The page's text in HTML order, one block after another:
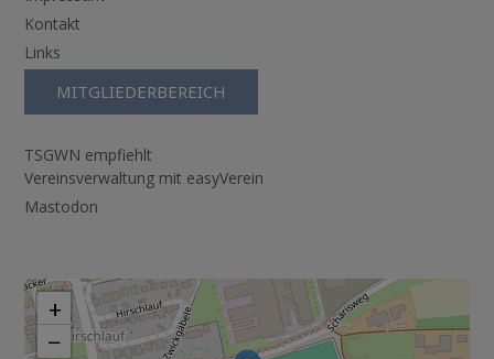
Kontakt
Links
MITGLIEDERBEREICH
TSGWN empfiehlt
Vereinsverwaltung mit easyVerein
Mastodon
+
−